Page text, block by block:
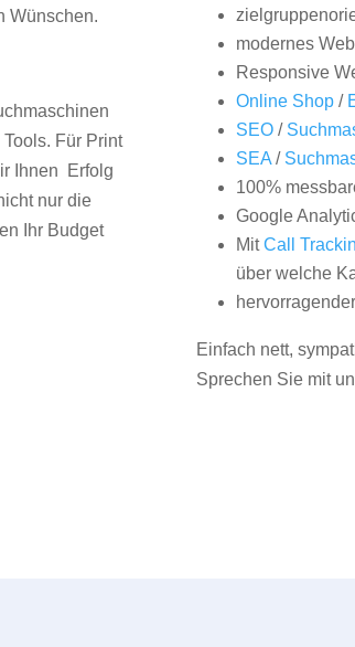
Wünschen.
Für Print
Ihnen Erfolg
nur die
Ihr Budget
modernes
Responsive
Online Shop/
SEO/
SEA/
100%
Google
MitCall
über welche
Einfach nett,
Sprechen Sie mit